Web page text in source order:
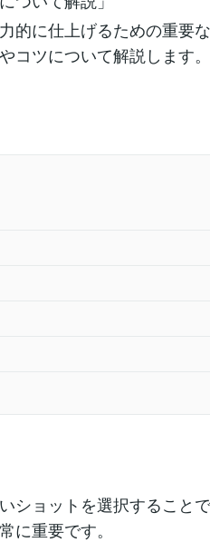
的に仕上げるための重要
コツについて解説します。
ショットを選択すること
に重要です。